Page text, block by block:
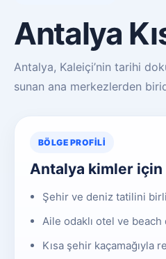
Antalya
Antalya, Kaleiçi’nin tarihi
sunan ana merkezlerden
BÖLGE PROFILI
Antalya kimler için
Şehir ve deniz tatilini
Aile odaklı otel ve
Kısa şehir